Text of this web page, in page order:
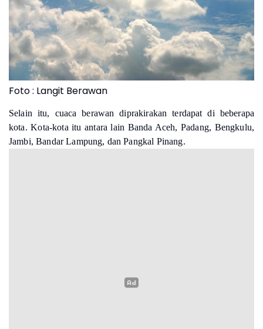
Foto : Langit Berawan
Selain itu, cuaca berawan diprakirakan terdapat di beberapa
kota.Kota-kota itu antara lain Banda Aceh, Padang, Bengkulu,
Jambi, Bandar Lampung, dan Pangkal Pinang.